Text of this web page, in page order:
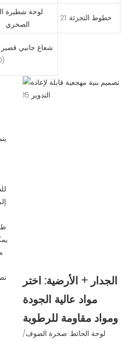
الصخري （75
21. خطوط التجزئة
(2690 مم)
إلى انخفاض كبير في عمر الخدمة.
الجدار + الأرضية: اختر
مواد عالية الجودة
ومواد مقاومة للرطوبة
لوحة الحائط: صخرة الصوف/